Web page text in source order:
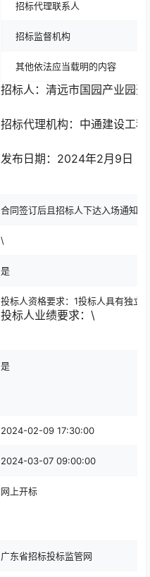
招标代理联系人
招标监督机构
其他依法应当载明的内容
招标人：清远市国园产业园
招标代理机构：中通建设工
发布日期：2024年2月9日
合同签订后且招标人下达入场通知
\
是
投标人资格要求：1投标人具有独立
投标人业绩要求：\
是
2024-02-09 17:30:00
2024-03-07 09:00:00
网上开标
广东省招标投标监管网